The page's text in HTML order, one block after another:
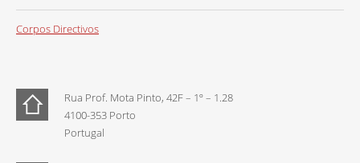
Corpos Directivos
Rua Prof. Mota Pinto, 42F – 1º – 1.28
4100-353 Porto
Portugal